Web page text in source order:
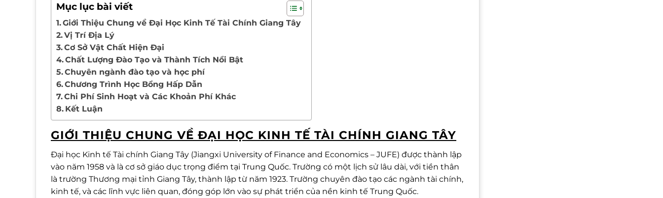
Mục lục bài viết
Giới Thiệu Chung về Đại Học Kinh Tế Tài Chính Giang Tây
Vị Trí Địa Lý
Cơ Sở Vật Chất Hiện Đại
Chất Lượng Đào Tạo và Thành Tích Nổi Bật
Chuyên ngành đào tạo và học phí
Chương Trình Học Bổng Hấp Dẫn
Chi Phí Sinh Hoạt và Các Khoản Phí Khác
Kết Luận
GIỚI THIỆU CHUNG VỀ ĐẠI HỌC KINH TẾ TÀI CHÍNH GIANG TÂY
Đại học Kinh tế Tài chính Giang Tây (Jiangxi University of Finance and Economics – JUFE) được thành lập
vào năm 1958 và là cơ sở giáo dục trọng điểm tại Trung Quốc. Trường có một lịch sử lâu dài, với tiền thân
là trường Thương mại tỉnh Giang Tây, thành lập từ năm 1923. Trường chuyên đào tạo các ngành tài chính,
kinh tế, và các lĩnh vực liên quan, đóng góp lớn vào sự phát triển của nền kinh tế Trung Quốc.